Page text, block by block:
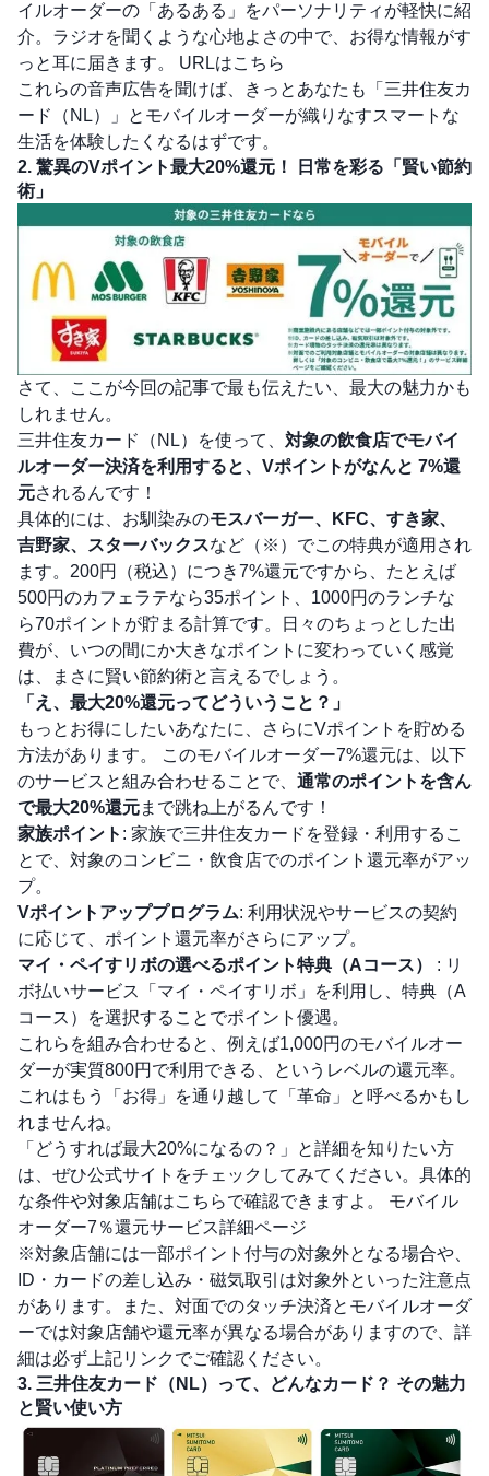
イルオーダーの「あるある」をパーソナリティが軽快に紹
介。ラジオを聞くような心地よさの中で、お得な情報がす
っと耳に届きます。 URLはこちら
これらの音声広告を聞けば、きっとあなたも「三井住友カ
ード（NL）」とモバイルオーダーが織りなすスマートな
生活を体験したくなるはずです。
2. 驚異のVポイント最大20%還元！ 日常を彩る「賢い節約
術」
さて、ここが今回の記事で最も伝えたい、最大の魅力かも
しれません。
三井住友カード（NL）を使って、 対象の飲食店でモバイ
ルオーダー決済を利用すると、Vポイントがなんと 7%還
元されるんです！
具体的には、お馴染みのモスバーガー、KFC、すき家、
吉野家、スターバックスなど（※）でこの特典が適用され
ます。200円（税込）につき7%還元ですから、たとえば
500円のカフェラテなら35ポイント、1000円のランチな
ら70ポイントが貯まる計算です。日々のちょっとした出
費が、いつの間にか大きなポイントに変わっていく感覚
は、まさに賢い節約術と言えるでしょう。
「え、最大20%還元ってどういうこと？」
もっとお得にしたいあなたに、さらにVポイントを貯める
方法があります。 このモバイルオーダー7%還元は、以下
のサービスと組み合わせることで、 通常のポイントを含ん
で最大20%還元まで跳ね上がるんです！
家族ポイント : 家族で三井住友カードを登録・利用するこ
とで、対象のコンビニ・飲食店でのポイント還元率がアッ
プ。
Vポイントアッププログラム: 利用状況やサービスの契約
に応じて、ポイント還元率がさらにアップ。
マイ・ペイすリボの選べるポイント特典（Aコース）
: リ
ボ払いサービス「マイ・ペイすリボ」を利用し、特典（A
コース）を選択することでポイント優遇。
これらを組み合わせると、例えば1,000円のモバイルオー
ダーが実質800円で利用できる、というレベルの還元率。
これはもう「お得」を通り越して「革命」と呼べるかもし
れませんね。
「どうすれば最大20%になるの？」と詳細を知りたい方
は、ぜひ公式サイトをチェックしてみてください。具体的
な条件や対象店舗はこちらで確認できますよ。 モバイル
オーダー7％還元サービス詳細ページ
※対象店舗には一部ポイント付与の対象外となる場合や、
ID・カードの差し込み・磁気取引は対象外といった注意点
があります。また、対面でのタッチ決済とモバイルオーダ
ーでは対象店舗や還元率が異なる場合がありますので、詳
細は必ず上記リンクでご確認ください。
3. 三井住友カード（NL）って、どんなカード？ その魅力
と賢い使い方